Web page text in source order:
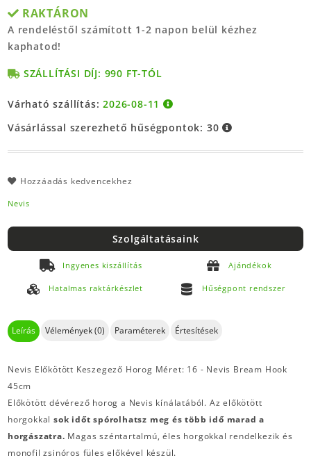
RAKTÁRON
A rendeléstől számított 1-2 napon belül kézhez
kaphatod!
SZÁLLÍTÁSI DÍJ: 990 FT-TÓL
Várható szállítás:2026-08-11
Vásárlással szerezhető hűségpontok: 30
Hozzáadás kedvencekhez
Nevis
Szolgáltatásaink
Ingyenes kiszállítás Ajándékok
Hatalmas raktárkészlet Hűségpont rendszer
Leírás Vélemények (0) Paraméterek Értesítések
Nevis Előkötött Keszegező Horog Méret: 16 - Nevis Bream Hook
45cm
Előkötött dévérező horog a Nevis kínálatából. Az előkötött
horgokkal sok időt spórolhatsz meg és több idő marad a
horgászatra. Magas széntartalmú, éles horgokkal rendelkezik és
monofil zsinóros füles előkével készül.